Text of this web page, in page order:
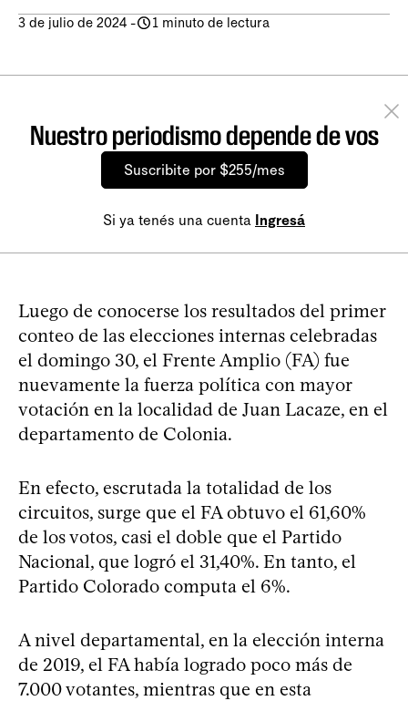
3 de julio de 2024 - 1 minuto de lectura
Nuestro periodismo depende de vos
Suscribite por $255/mes
Si ya tenés una cuenta Ingresá
Luego de conocerse los resultados del primer
conteo de las elecciones internas celebradas
el domingo 30, el Frente Amplio (FA) fue
nuevamente la fuerza política con mayor
votación en la localidad de Juan Lacaze, en el
departamento de Colonia.
En efecto, escrutada la totalidad de los
circuitos, surge que el FA obtuvo el 61,60%
de los votos, casi el doble que el Partido
Nacional, que logró el 31,40%. En tanto, el
Partido Colorado computa el 6%.
A nivel departamental, en la elección interna
de 2019, el FA había logrado poco más de
7.000 votantes, mientras que en esta